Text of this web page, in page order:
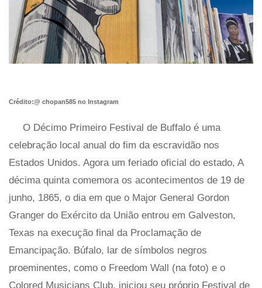
Crédito:@ chopan585 no Instagram
O Décimo Primeiro Festival de Buffalo é uma
celebração local anual do fim da escravidão nos
Estados Unidos. Agora um feriado oficial do estado, A
décima quinta comemora os acontecimentos de 19 de
junho, 1865, o dia em que o Major General Gordon
Granger do Exército da União entrou em Galveston,
Texas na execução final da Proclamação de
Emancipação. Búfalo, lar de símbolos negros
proeminentes, como o Freedom Wall (na foto) e o
Colored Musicians Club, iniciou seu próprio Festival de